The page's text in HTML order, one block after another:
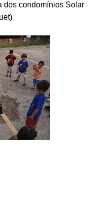
dos condomínios Solar